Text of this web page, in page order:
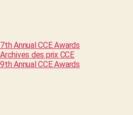
7th Annual CCE Awards
Archives des prix CCE
9th Annual CCE Awards